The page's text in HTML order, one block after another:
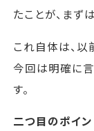
たことが、まず
これ自体は、以
今回は明確に言
す。
二つ目のポイ